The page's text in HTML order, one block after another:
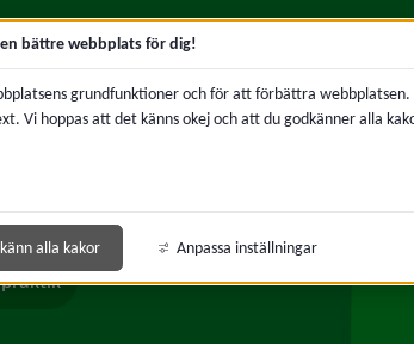
Unikum Olycksfallsförsäkring
bättre webbplats för dig!
grundfunktioner och för att förbättra
Vi hoppas att det känns okej och att du godkänner alla
alla kakor Anpassa inställningar